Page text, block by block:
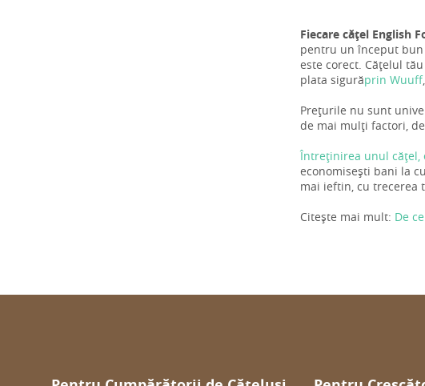
Fiecare cățel English
pentru un început
este corect. Cățelul
plata sigurăprin Wuuff
Prețurile nu sunt
de mai mulți factori,
Întreținirea unul cățel,
economisești bani la
mai ieftin, cu trecerea
Citește mai mult: De